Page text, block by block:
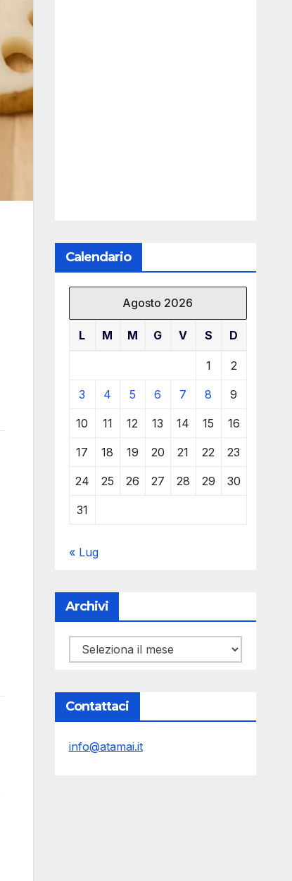
Calendario
Agosto 2026
L M M G V S D
1 2
3 4 5 6 7 8 9
10 11 12 13 14 15 16
17 18 19 20 21 22 23
24 25 26 27 28 29 30
31
« Lug
Archivi
Archivi
Contattaci
info@atamai.it